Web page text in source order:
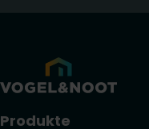
Produkte